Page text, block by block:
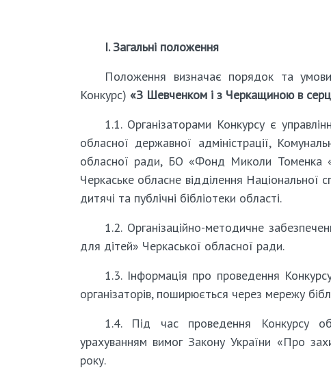
І. Загальні положення
Положення визначає порядок та
Конкурс) «З Шевченком і з Черкащиною в
1.1. Організаторами Конкурсу є
обласної державної адміністрації,
обласної ради, БО «Фонд Миколи Томенка
Черкаське обласне відділення Національної
дитячі та публічні бібліотеки області.
1.2. Організаційно-методичне
для дітей» Черкаської обласної ради.
1.3. Інформація про проведення
організаторів, поширюється через мережу
1.4. Під час проведення Конкурсу
урахуванням вимог Закону України «Про
року.